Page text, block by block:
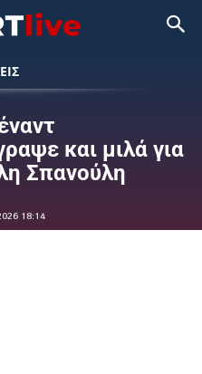
και μιλά για
Σπανούλη
18:14